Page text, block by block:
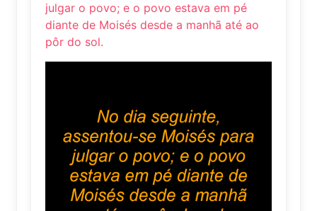
julgar o povo; e o povo estava em pé
diante de Moisés desde a manhã até ao
pôr do sol.